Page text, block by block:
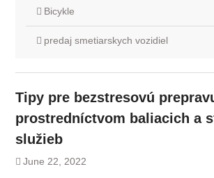
Bicykle
predaj smetiarskych vozidiel
Tipy pre bezstresovú
prostredníctvom baliacich a
služieb
June 22, 2022